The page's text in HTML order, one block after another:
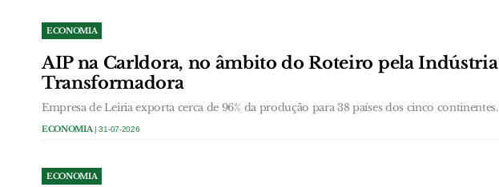
ECONOMIA
AIP na Carldora, no âmbito do Roteiro pela Indústria
Transformadora
Empresa de Leiria exporta cerca de 96% da produção para 38 países dos cinco continentes.
ECONOMIA | 31-07-2026
ECONOMIA